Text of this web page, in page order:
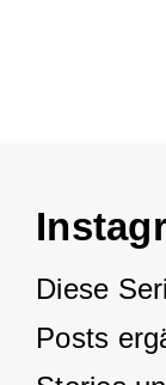
Diese
Posts